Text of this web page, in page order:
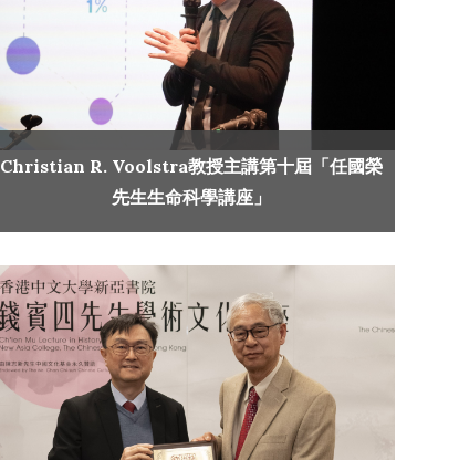
Christian R. Voolstra教授主講第十屆「任國榮
先生生命科學講座」